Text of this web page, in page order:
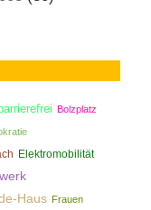
barrierefrei Bolzplatz
Elektromobilität
Haus Frauen